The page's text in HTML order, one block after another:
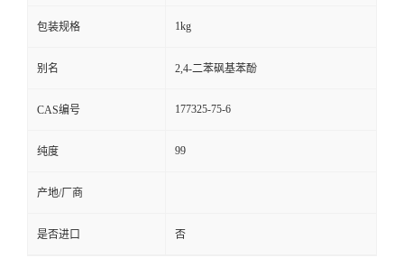
包装规格 1kg
别名 2,4-二苯砜基苯酚
CAS编号 177325-75-6
纯度 99
产地/厂商
是否进口 否